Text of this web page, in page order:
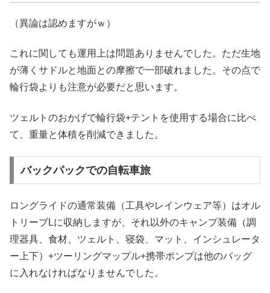
（異論は認めますがｗ）
これに関しても運用上は問題ありませんでした。ただ生地
が薄くサドルと地面との摩擦で一部破れました。その点で
輪行袋よりも注意が必要だと思います。
ツェルトのおかげで輪行袋+テントを使用する場合に比べ
て、重量と体積を削減できました。
バックパックでの自転車旅
ロングライドの通常装備（工具やレインウェア等）はオル
トリーブLに収納しますが、それ以外のキャンプ装備（調
理器具、食材、ツェルト、寝袋、マット、インシュレータ
ー上下）+ツーリングマップル+携帯ポンプは他のバッグ
に入れなければなりませんでした。